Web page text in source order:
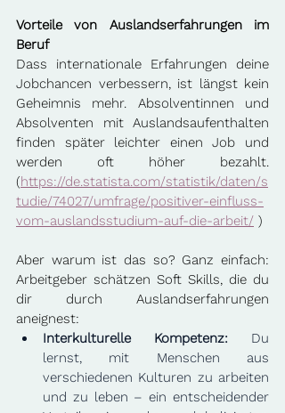
Vorteile von Auslandserfahrungen im
Beruf
Dass internationale Erfahrungen deine
Jobchancen verbessern, ist längst kein
Geheimnis mehr. Absolventinnen und
Absolventen mit Auslandsaufenthalten
finden später leichter einen Job und
werden oft höher bezahlt.
(https://de.statista.com/statistik/daten/s
tudie/74027/umfrage/positiver-einfluss-
vom-auslandsstudium-auf-die-arbeit/ )
Aber warum ist das so? Ganz einfach:
Arbeitgeber schätzen Soft Skills, die du
dir durch Auslandserfahrungen
aneignest:
Interkulturelle Kompetenz: Du
lernst, mit Menschen aus
verschiedenen Kulturen zu arbeiten
und zu leben – ein entscheidender